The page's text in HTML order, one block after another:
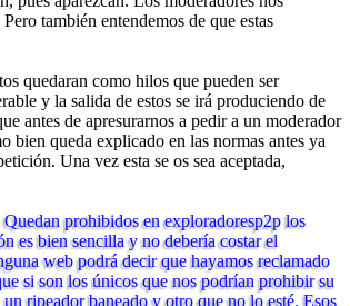
también entendemos de que estas
quedaran como hilos que pueden ser
y la salida de estos se irá produciendo de
antes de apresurarnos a pedir a un moderador
bien queda explicado en las normas antes ya
Una vez esta se os sea aceptada,
prohibidos en exploradoresp2p los
es bien sencilla y no debería costar el
web podrá decir que hayamos reclamado
si son los únicos que nos podrían prohibir su
ripeador baneado y otro que no lo esté. Esos